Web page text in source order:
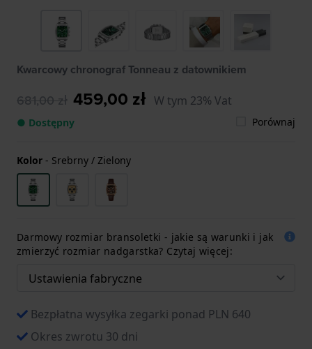
Kwarcowy chronograf Tonneau z datownikiem
681,00 zł 459,00 zł W tym 23% Vat
● Dostępny Porównaj
Kolor - Srebrny / Zielony
Darmowy rozmiar bransoletki - jakie są warunki i jak
zmierzyć rozmiar nadgarstka? Czytaj więcej:
Bezpłatna wysyłka zegarki ponad PLN 640
Okres zwrotu 30 dni